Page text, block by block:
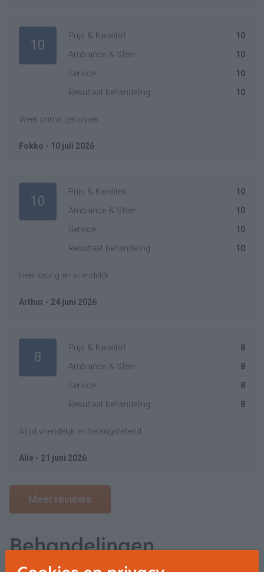
10
Prijs & Kwaliteit
10
Ambiance & Sfeer
10
Service
10
Resultaat behandeling
10
Weer prima geholpen
Fokko - 10 juli 2026
10
Prijs & Kwaliteit
10
Ambiance & Sfeer
10
Service
10
Resultaat behandeling
10
Heel keurig en vriendelijk
Arthur - 24 juni 2026
8
Prijs & Kwaliteit
8
Ambiance & Sfeer
8
Service
8
Resultaat behandeling
8
Altijd vriendelijk en belangstellend
Alie - 21 juni 2026
Meer reviews
Behandelingen